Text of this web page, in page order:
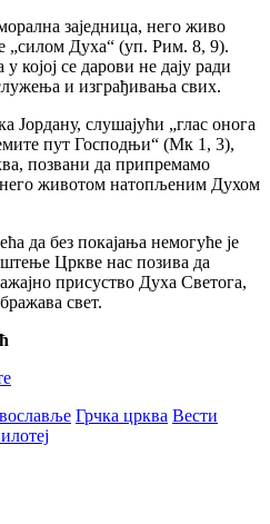
заједница, него живо
„силом Духа“ (уп. Рим. 8, 9).
којој се дарови не дају ради
и изграђивања свих.
Јордану, слушајући „глас онога
пут Господњи“ (Мк 1, 3),
позвани да припремамо
животом натопљеним Духом
да без покајања немогуће је
Цркве нас позива да
присуство Духа Светога,
свет.
Грчка црква Вести